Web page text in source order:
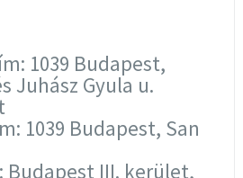
1039 Budapest,
Juhász Gyula u.
1039 Budapest, San
Budapest III. kerület,